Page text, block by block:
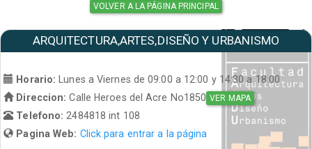
VOLVER A LA PÁGINA PRINCIPAL
ARQUITECTURA,ARTES,DISEÑO Y URBANISMO
Horario:
Lunes a Viernes de 09:00 a 12:00 y 14:30 a 18:00
Direccion: Calle Heroes del Acre No1850 VER MAPA
Telefono: 2484818 int 108
Pagina Web: Click para entrar a la página